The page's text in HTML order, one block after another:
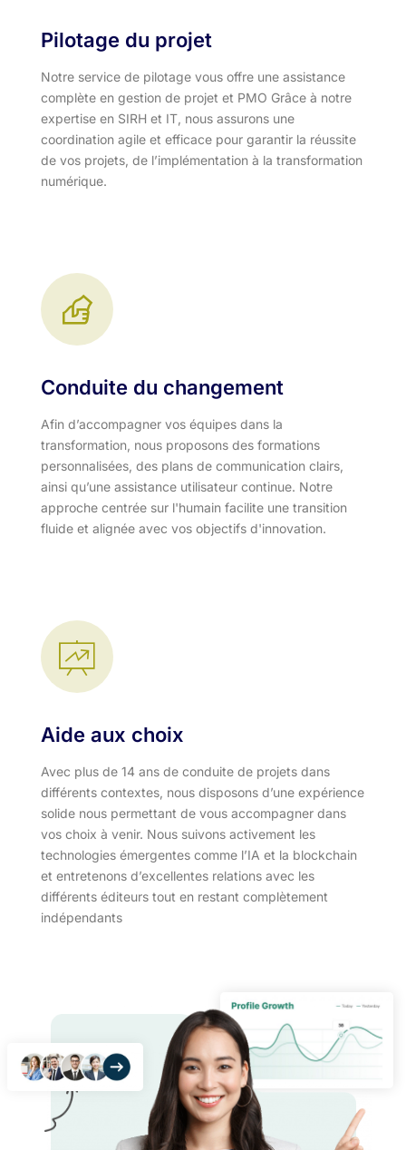
Pilotage du projet
Notre service de pilotage vous offre une assistance
complète en gestion de projet et PMO Grâce à notre
expertise en SIRH et IT, nous assurons une
coordination agile et efficace pour garantir la réussite
de vos projets, de l’implémentation à la transformation
numérique.
Conduite du changement
Afin d’accompagner vos équipes dans la
transformation, nous proposons des formations
personnalisées, des plans de communication clairs,
ainsi qu’une assistance utilisateur continue. Notre
approche centrée sur l'humain facilite une transition
fluide et alignée avec vos objectifs d'innovation.​
Aide aux choix
Avec plus de 14 ans de conduite de projets dans
différents contextes, nous disposons d’une expérience
solide nous permettant de vous accompagner dans
vos choix à venir. Nous suivons activement les
technologies émergentes comme l’IA et la blockchain
et entretenons d’excellentes relations avec les
différents éditeurs tout en restant complètement
indépendants